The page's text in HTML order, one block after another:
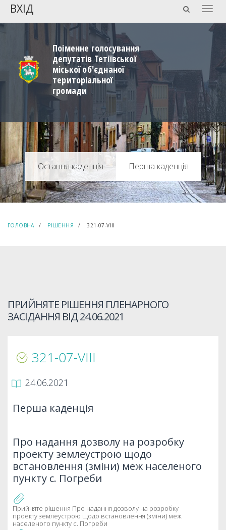
ВХІД
Поіменне голосування
депутатів Тетіївської
міської об'єднаної
територіальної
громади
Перша каденція
ГОЛОВНА РІШЕННЯ 321-07-VIIІ
ПРИЙНЯТЕ РІШЕННЯ ПЛЕНАРНОГО
ЗАСІДАННЯ ВІД24.06.2021
321-07-VIIІ
24.06.2021
Перша каденція
Про надання дозволу на розробку
проекту землеустрою щодо
встановлення (зміни) меж населеного
пункту с. Погреби
Прийняте рішення Про надання дозволу на розробку
проекту землеустрою щодо встановлення (зміни) меж
населеного пункту с. Погреби